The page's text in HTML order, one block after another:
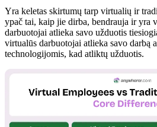
Yra keletas skirtumų tarp virtualių ir
ypač tai, kaip jie dirba, bendrauja ir yra
darbuotojai atlieka savo užduotis
virtualūs darbuotojai atlieka savo darbą
technologijomis, kad atliktų užduotis.